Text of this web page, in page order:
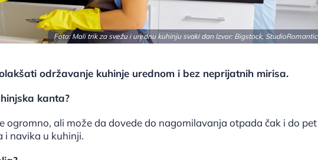
Foto: Mali trik za svežu i urednu kuhinju svaki dan Izvor: Bigstock, StudioRomantic
održavanje kuhinje urednom i bez neprijatnih mirisa.
kanta?
ogromno, ali može da dovede do nagomilavanja otpada čak i do pet
i navika u kuhinji.